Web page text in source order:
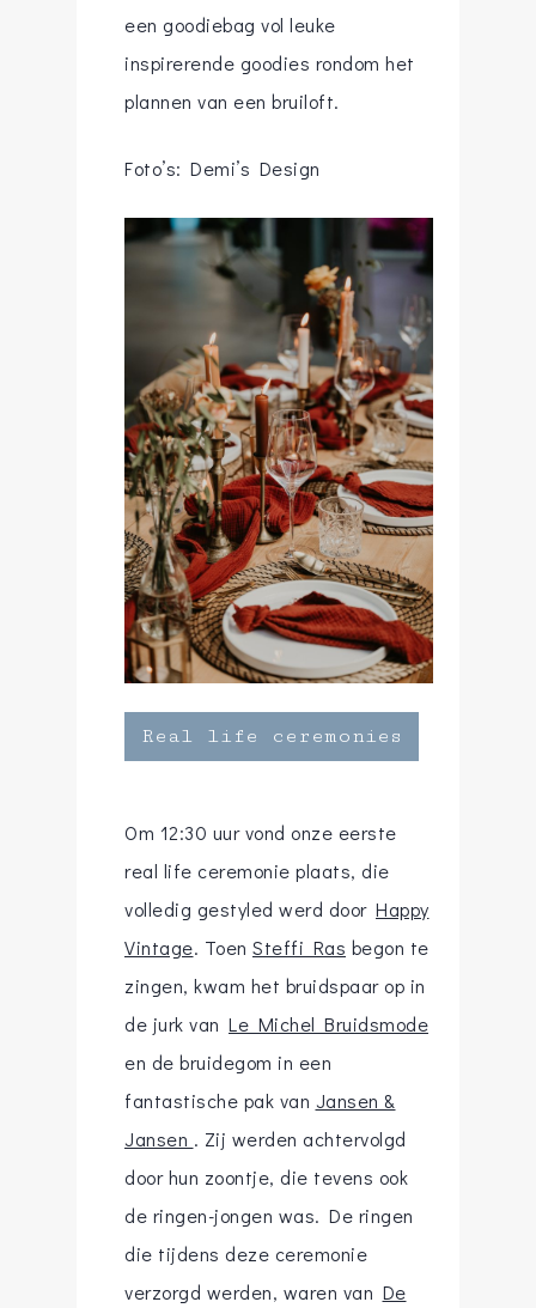
een goodiebag vol leuke
inspirerende goodies rondom het
plannen van een bruiloft.
Foto’s: Demi’s Design
Real life ceremonies
Om 12:30 uur vond onze eerste
real life ceremonie plaats, die
volledig gestyled werd door Happy
Vintage. Toen Steffi Ras begon te
zingen, kwam het bruidspaar op in
de jurk van Le Michel Bruidsmode
en de bruidegom in een
fantastische pak van Jansen &
Jansen . Zij werden achtervolgd
door hun zoontje, die tevens ook
de ringen-jongen was. De ringen
die tijdens deze ceremonie
verzorgd werden, waren van De